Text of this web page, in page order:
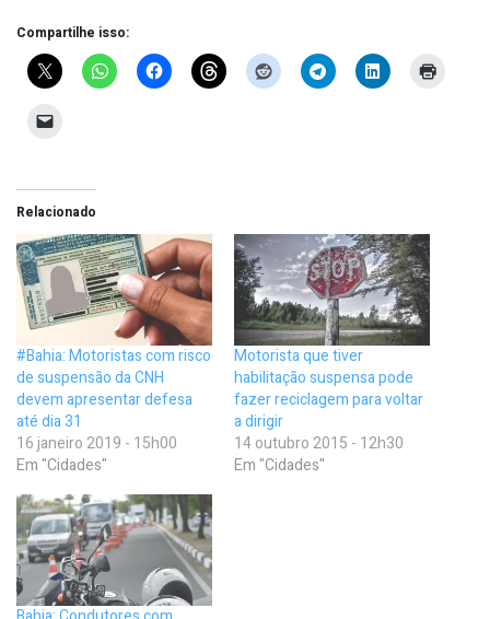
Compartilhe isso:
Relacionado
#Bahia: Motoristas com risco
de suspensão da CNH
devem apresentar defesa
até dia 31
16 janeiro 2019 - 15h00
Em "Cidades"
Motorista que tiver
habilitação suspensa pode
fazer reciclagem para voltar
a dirigir
14 outubro 2015 - 12h30
Em "Cidades"